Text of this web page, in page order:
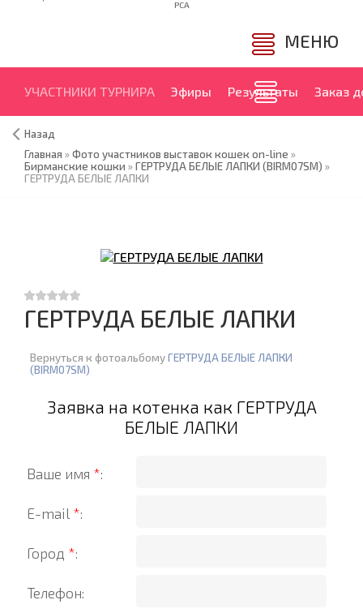
PCA
МЕНЮ
УЧАСТНИКИ ТУРНИРА Эфиры Результаты Заказ
Назад
Главная »Фото участников выставок кошек on-line »
Бирманские кошки »ГЕРТРУДА БЕЛЫЕ ЛАПКИ (BIRM07SM) »
ГЕРТРУДА БЕЛЫЕ ЛАПКИ
ГЕРТРУДА БЕЛЫЕ ЛАПКИ
Вернуться к фотоальбомуГЕРТРУДА БЕЛЫЕ ЛАПКИ
(BIRM07SM)
Заявка на котенка как ГЕРТРУДА
БЕЛЫЕ ЛАПКИ
Ваше имя *:
E-mail *:
Город *:
Телефон: